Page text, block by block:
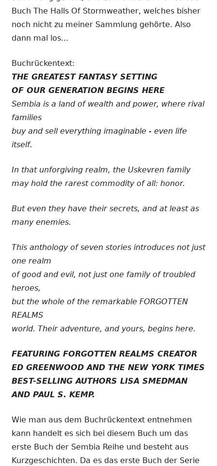
Buch The Halls Of Stormweather, welches bisher
noch nicht zu meiner Sammlung gehörte. Also
dann mal los...
Buchrückentext:
THE GREATEST FANTASY SETTING
OF OUR GENERATION BEGINS HERE
Sembia is a land of wealth and power, where rival
families
buy and sell everything imaginable - even life
itself.
In that unforgiving realm, the Uskevren family
may hold the rarest commodity of all: honor.
But even they have their secrets, and at least as
many enemies.
This anthology of seven stories introduces not just
one realm
of good and evil, not just one family of troubled
heroes,
but the whole of the remarkable FORGOTTEN
REALMS
world. Their adventure, and yours, begins here.
FEATURING FORGOTTEN REALMS CREATOR
ED GREENWOOD AND THE NEW YORK TIMES
BEST-SELLING AUTHORS LISA SMEDMAN
AND PAUL S. KEMP.
Wie man aus dem Buchrückentext entnehmen
kann handelt es sich bei diesem Buch um das
erste Buch der Sembia Reihe und besteht aus
Kurzgeschichten. Da es das erste Buch der Serie